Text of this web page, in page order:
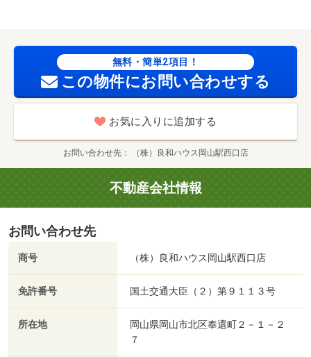
無料・簡単2項目！
この物件にお問い合わせする
お気に入りに追加する
お問い合わせ先 （株）良和ハウス岡山駅西口店
不動産会社情報
お問い合わせ先
商号 （株）良和ハウス岡山駅西口店
免許番号 国土交通大臣（２）第９１１３号
所在地
岡山県岡山市北区奉還町２－１－２
７